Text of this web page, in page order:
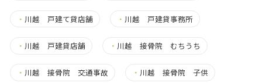
・ 川越 戸建て貸店舗 ・ 川越 戸建貸事務所
・ 川越 戸建貸店舗 ・ 川越 接骨院 むちうち
・ 川越 接骨院 交通事故 ・ 川越 接骨院 子供